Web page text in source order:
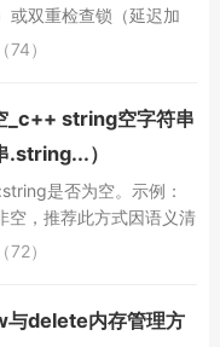
或双重检查锁（延迟加
74）
_c++ string空字符串
.string...）
是否为空。示例：
，推荐此方式因语义清
72）
delete内存管理方